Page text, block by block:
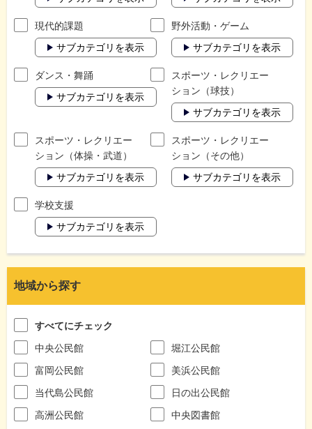
現代的課題
サブカテゴリを表示
野外活動・ゲーム
サブカテゴリを表示
ダンス・舞踊
サブカテゴリを表示
スポーツ・レクリエー
ション（球技）
サブカテゴリを表示
スポーツ・レクリエー
ション（体操・武道）
サブカテゴリを表示
スポーツ・レクリエー
ション（その他）
サブカテゴリを表示
学校支援
サブカテゴリを表示
地域から探す
すべてにチェック
中央公民館
堀江公民館
富岡公民館
美浜公民館
当代島公民館
日の出公民館
高洲公民館
中央図書館